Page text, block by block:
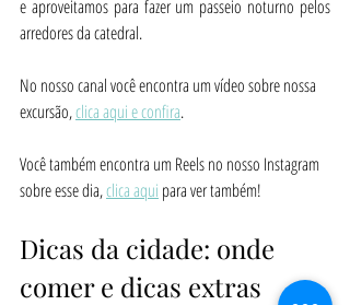
e aproveitamos para fazer um passeio noturno pelos
arredores da catedral.
No nosso canal você encontra um vídeo sobre nossa
excursão, clica aqui e confira.
Você também encontra um Reels no nosso Instagram
sobre esse dia, clica aqui para ver também!
Dicas da cidade: onde
comer e dicas extras